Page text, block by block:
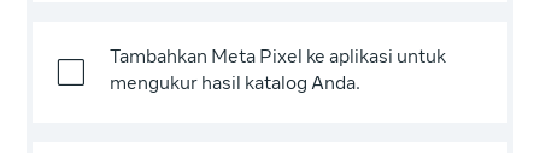
Tambahkan Meta Pixel ke aplikasi untuk
mengukur hasil katalog Anda.